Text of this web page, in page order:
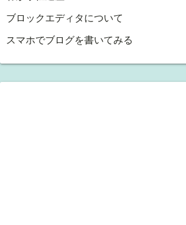
ブロックエディタについて
スマホでブログを書いてみる